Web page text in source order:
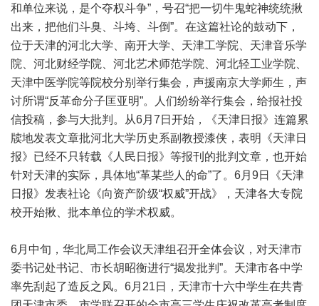
和单位来说，是个夺权斗争”，号召“把一切牛鬼蛇神统统揪
出来，把他们斗臭、斗垮、斗倒”。在这篇社论的鼓动下，
位于天津的河北大学、南开大学、天津工学院、天津音乐学
院、河北财经学院、河北艺术师范学院、河北轻工业学院、
天津中医学院等院校分别举行集会，声援南京大学师生，声
讨所谓“反革命分子匡亚明”。人们纷纷举行集会，给报社投
信投稿，参与大批判。从6月7日开始，《天津日报》连篇累
牍地发表文章批河北大学历史系副教授漆侠，表明《天津日
报》已经不只转载《人民日报》等报刊的批判文章，也开始
针对天津的实际，具体地“革某些人的命”了。6月9日《天津
日报》发表社论《向资产阶级“权威”开战》，天津各大专院
校开始揪、批本单位的学术权威。
6月中旬，华北局工作会议天津组召开全体会议，对天津市
委书记处书记、市长胡昭衡进行“揭发批判”。天津市各中学
率先刮起了造反之风。6月21日，天津市十六中学生在共青